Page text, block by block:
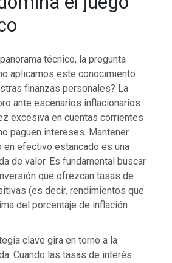
técnico, la pregunta
aplicamos este conocimiento
finanzas personales? La
ante escenarios inflacionarios
excesiva en cuentas corrientes
paguen intereses. Mantener
en efectivo estancado es una
de valor. Es fundamental buscar
que ofrezcan tasas de
(es decir, rendimientos que
del porcentaje de inflación
clave gira en torno a la
Cuando las tasas de interés